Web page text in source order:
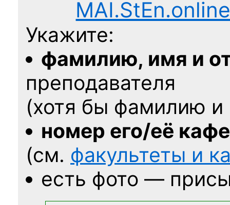
Укажите:
фамилию, имя и
преподавателя
(хотя бы фамилию
номер его/её
(см. факультеты и
есть фото —